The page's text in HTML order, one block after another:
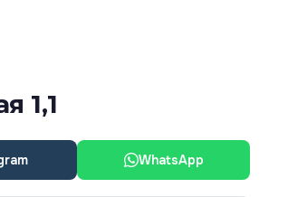
1,1
WhatsApp